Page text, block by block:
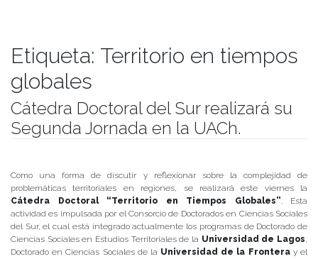
Etiqueta: Territorio en tiempos
globales
Cátedra Doctoral del Sur realizará su
Segunda Jornada en la UACh.
Como una forma de discutir y reflexionar sobre la complejidad de
problemáticas territoriales en regiones, se realizará este viernes la
Cátedra Doctoral “Territorio en Tiempos Globales”. Esta
actividad es impulsada por el Consorcio de Doctorados en Ciencias Sociales
del Sur, el cual está integrado actualmente los programas de Doctorado de
Ciencias Sociales en Estudios Territoriales de la Universidad de Lagos,
Doctorado en Ciencias Sociales de la Universidad de la Fronteray el